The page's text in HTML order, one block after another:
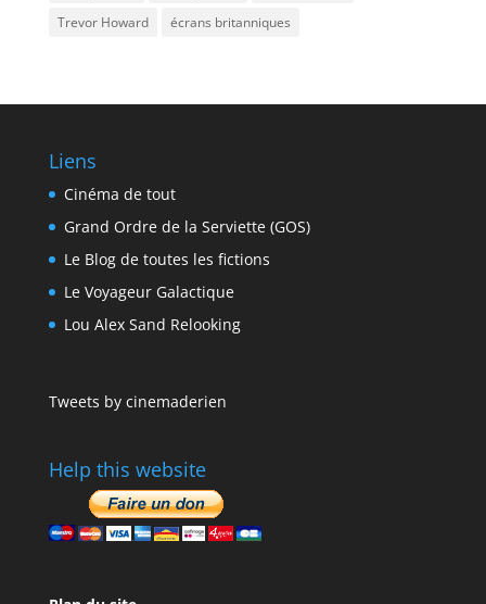
Trevor Howard
écrans britanniques
Liens
Cinéma de tout
Grand Ordre de la Serviette (GOS)
Le Blog de toutes les fictions
Le Voyageur Galactique
Lou Alex Sand Relooking
Tweets by cinemaderien
Help this website